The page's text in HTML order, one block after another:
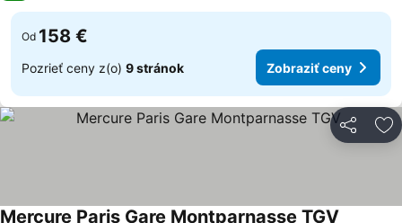
Od 158 €
Pozrieť ceny z(o) 9 stránok Zobraziť ceny
Zdieľať
Mercure Paris Gare Montparnasse TGV